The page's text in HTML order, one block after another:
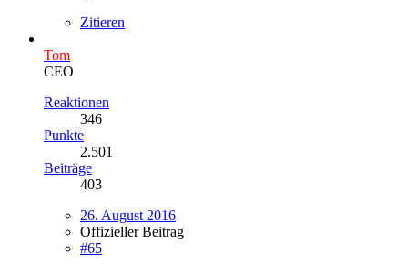
Zitieren
Tom
CEO
Reaktionen
346
Punkte
2.501
Beiträge
403
26. August 2016
Offizieller Beitrag
#65